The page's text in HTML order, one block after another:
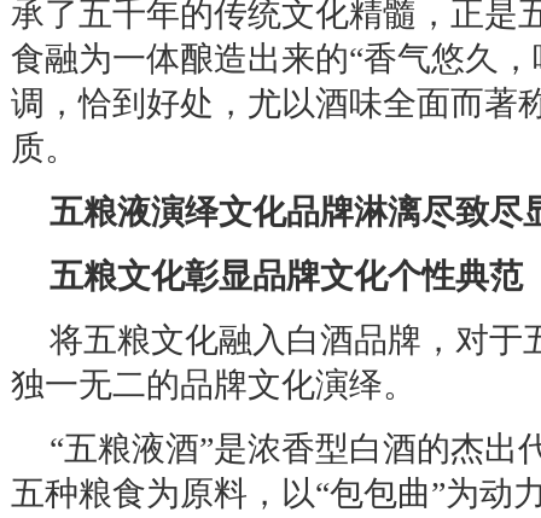
承了五千年的传统文化精髓，正是
食融为一体酿造出来的“香气悠久
调，恰到好处，尤以酒味全面而著
质。
五粮液演绎文化品牌淋漓尽致尽
五粮文化彰显品牌文化个性典范
将五粮文化融入白酒品牌，对于
独一无二的品牌文化演绎。
“五粮液酒”是浓香型白酒的杰出
五种粮食为原料，以“包包曲”为动